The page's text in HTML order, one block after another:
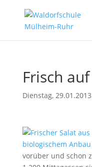
Frisch
Dienstag, 29.01.2013
vorüber und schon